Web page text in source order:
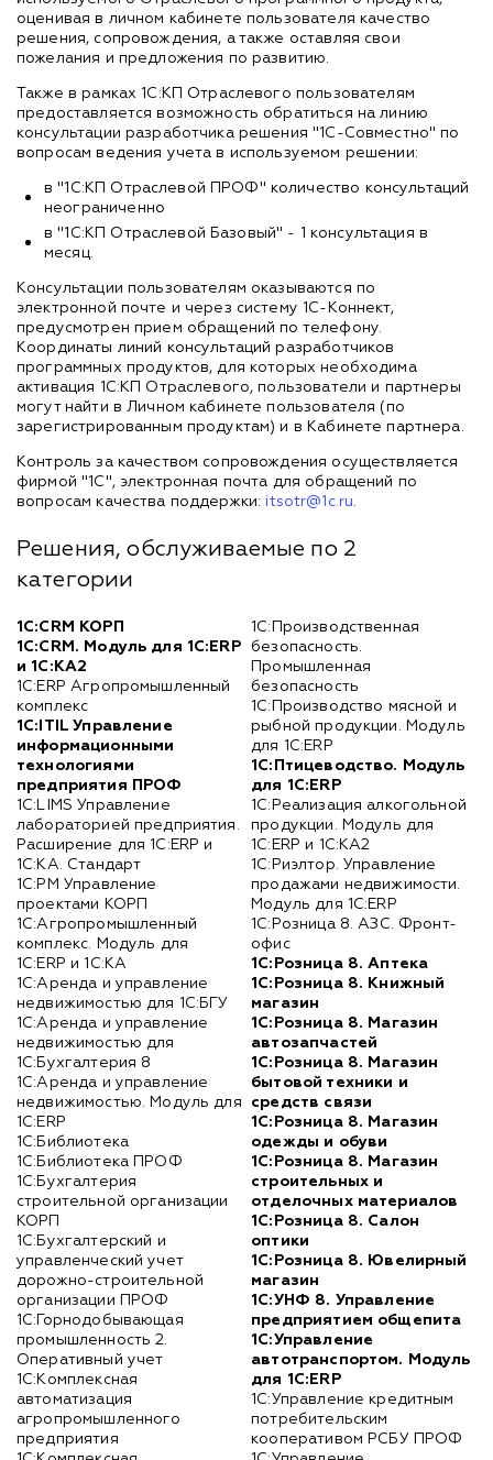
оценивая в личном кабинете пользователя качество
решения, сопровождения, а также оставляя свои
пожелания и предложения по развитию.
Также в рамках 1С:КП Отраслевого пользователям
предоставляется возможность обратиться на линию
консультации разработчика решения "1С-Совместно" по
вопросам ведения учета в используемом решении:
в "1С:КП Отраслевой ПРОФ" количество консультаций
неограниченно
в "1С:КП Отраслевой Базовый" - 1 консультация в
месяц.
Консультации пользователям оказываются по
электронной почте и через систему 1С-Коннект,
предусмотрен прием обращений по телефону.
Координаты линий консультаций разработчиков
программных продуктов, для которых необходима
активация 1С:КП Отраслевого, пользователи и партнеры
могут найти в Личном кабинете пользователя (по
зарегистрированным продуктам) и в Кабинете партнера.
Контроль за качеством сопровождения осуществляется
фирмой "1С", электронная почта для обращений по
вопросам качества поддержки: itsotr@1c.ru.
Решения, обслуживаемые по 2
категории
1С:CRM КОРП
1С:CRM. Модуль для 1С:ERP
и 1С:КА2
1С:ERP Агропромышленный
комплекс
1С:ITIL Управление
информационными
технологиями
предприятия ПРОФ
1С:LIMS Управление
лабораторией предприятия.
Расширение для 1С:ERP и
1С:КА. Стандарт
1С:PM Управление
проектами КОРП
1С:Агропромышленный
комплекс. Модуль для
1С:ERP и 1С:КА
1С:Аренда и управление
недвижимостью для 1С:БГУ
1С:Аренда и управление
недвижимостью для
1С:Бухгалтерия 8
1С:Аренда и управление
недвижимостью. Модуль для
1С:ERP
1С:Библиотека
1С:Библиотека ПРОФ
1С:Бухгалтерия
строительной организации
КОРП
1С:Бухгалтерский и
управленческий учет
дорожно-строительной
организации ПРОФ
1С:Горнодобывающая
промышленность 2.
Оперативный учет
1С:Комплексная
автоматизация
агропромышленного
предприятия
1С:Производственная
безопасность.
Промышленная
безопасность
1С:Производство мясной и
рыбной продукции. Модуль
для 1С:ERP
1С:Птицеводство. Модуль
для 1С:ERP
1С:Реализация алкогольной
продукции. Модуль для
1С:ERP и 1С:КА2
1С:Риэлтор. Управление
продажами недвижимости.
Модуль для 1С:ERP
1С:Розница 8. АЗС. Фронт-
офис
1С:Розница 8. Аптека
1С:Розница 8. Книжный
магазин
1С:Розница 8. Магазин
автозапчастей
1С:Розница 8. Магазин
бытовой техники и
средств связи
1С:Розница 8. Магазин
одежды и обуви
1С:Розница 8. Магазин
строительных и
отделочных материалов
1С:Розница 8. Салон
оптики
1С:Розница 8. Ювелирный
магазин
1С:УНФ 8. Управление
предприятием общепита
1С:Управление
автотранспортом. Модуль
для 1С:ERP
1С:Управление кредитным
потребительским
кооперативом РСБУ ПРОФ